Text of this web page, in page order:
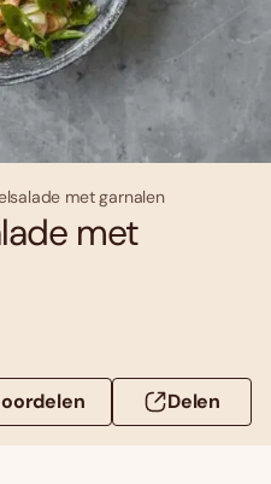
met garnalen
met
Delen